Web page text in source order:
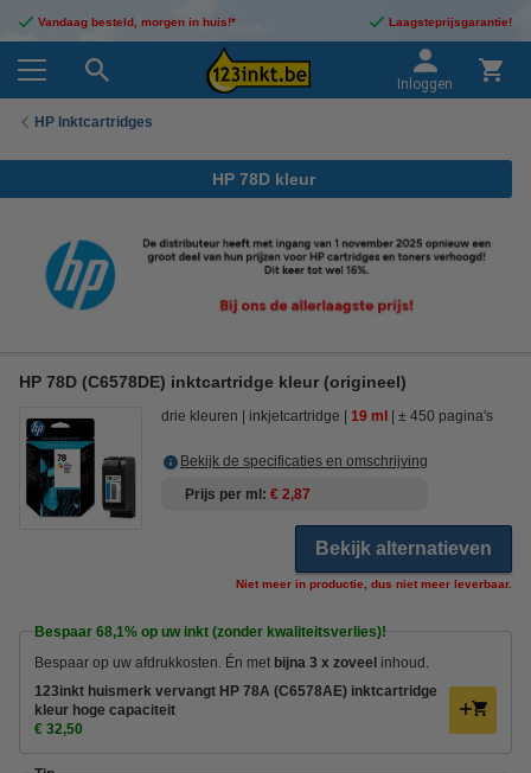
Vandaag besteld, morgen in huis!* Laagsteprijsgarantie!
Inloggen
HP Inktcartridges
HP 78D kleur
HP 78D (C6578DE) inktcartridge kleur (origineel)
drie kleuren inkjetcartridge 19 ml ± 450 pagina's
Bekijk de specificaties en omschrijving
Prijs per ml € 2,87
Bekijk alternatieven
Niet meer in productie, dus niet meer leverbaar.
Bespaar 68,1% op uw inkt (zonder kwaliteitsverlies)!
Bespaar op uw afdrukkosten. Én met bijna 3 x zoveel inhoud.
123inkt huismerk vervangt HP 78A (C6578AE) inktcartridge
kleur hoge capaciteit
€ 32,50